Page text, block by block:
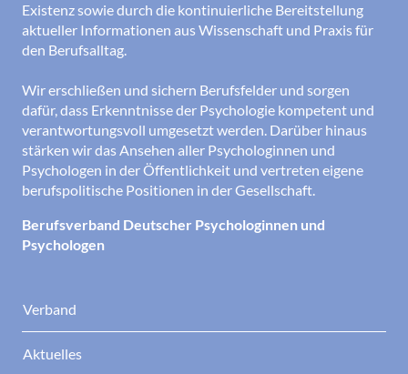
Existenz sowie durch die kontinuierliche Bereitstellung
aktueller Informationen aus Wissenschaft und Praxis für
den Berufsalltag.
Wir erschließen und sichern Berufsfelder und sorgen
dafür, dass Erkenntnisse der Psychologie kompetent und
verantwortungsvoll umgesetzt werden. Darüber hinaus
stärken wir das Ansehen aller Psychologinnen und
Psychologen in der Öffentlichkeit und vertreten eigene
berufspolitische Positionen in der Gesellschaft.
Berufsverband Deutscher Psychologinnen und
Psychologen
Verband
Aktuelles